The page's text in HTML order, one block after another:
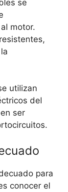
se
motor.
utilizan
del
ser
para
conocer el